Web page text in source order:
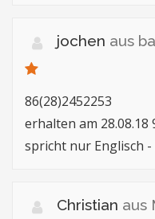
jochen aus
86(28)2452253
erhalten am 28.08.18
spricht nur Englisch -
Christian aus